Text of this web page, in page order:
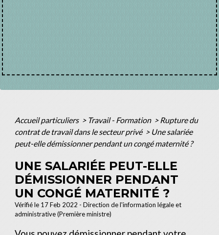
Accueil particuliers > Travail - Formation > Rupture du
contrat de travail dans le secteur privé > Une salariée
peut-elle démissionner pendant un congé maternité ?
UNE SALARIÉE PEUT-ELLE
DÉMISSIONNER PENDANT
UN CONGÉ MATERNITÉ ?
Vérifié le 17 Feb 2022 - Direction de l'information légale et
administrative (Première ministre)